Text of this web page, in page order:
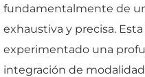
fundamentalmente de
exhaustiva y precisa.
experimentado una
integración de